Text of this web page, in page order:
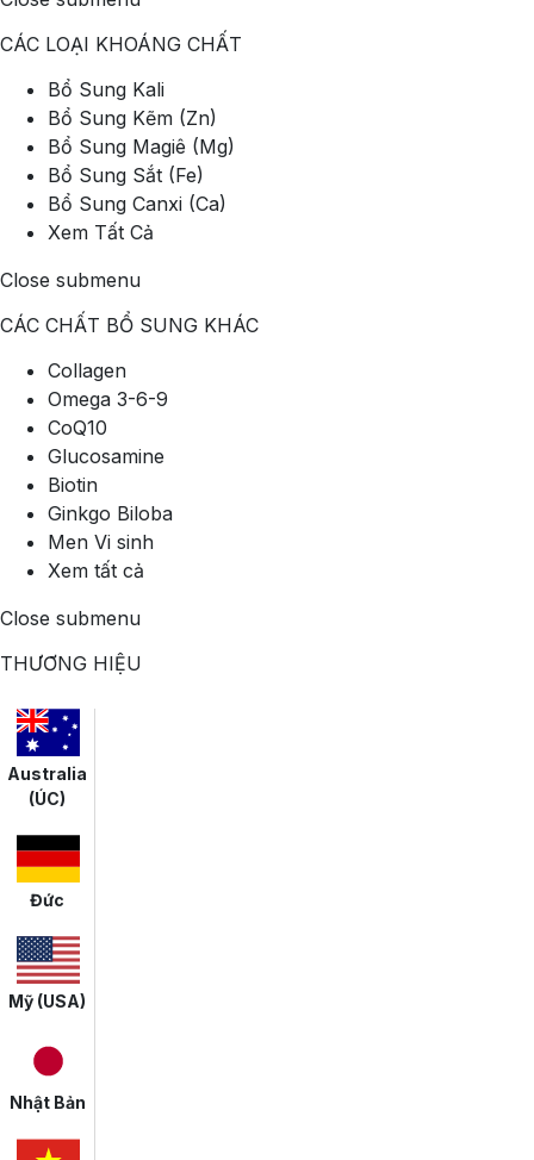
CÁC LOẠI KHOÁNG CHẤT
Bổ Sung Kali
Bổ Sung Kẽm (Zn)
Bổ Sung Magiê (Mg)
Bổ Sung Sắt (Fe)
Bổ Sung Canxi (Ca)
Xem Tất Cả
Close submenu
CÁC CHẤT BỔ SUNG KHÁC
Collagen
Omega 3-6-9
CoQ10
Glucosamine
Biotin
Ginkgo Biloba
Men Vi sinh
Xem tất cả
Close submenu
THƯƠNG HIỆU
Australia
(ÚC)
Đức
Mỹ (USA)
Nhật Bản